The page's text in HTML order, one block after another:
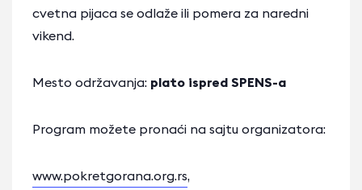
cvetna pijaca se odlaže ili pomera za naredni
vikend.
Mesto održavanja: plato ispred SPENS-a
Program možete pronaći na sajtu organizatora:
www.pokretgorana.org.rs,